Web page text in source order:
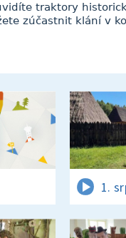
traktory
zúčastnit klání v
1.